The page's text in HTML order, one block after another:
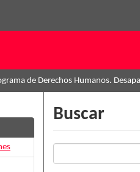
de Derechos Humanos.
Buscar